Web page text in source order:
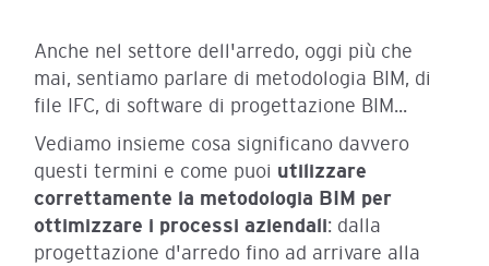
Anche nel settore dell'arredo, oggi più che
mai, sentiamo parlare di metodologia BIM, di
file IFC, di software di progettazione BIM...
Vediamo insieme cosa significano davvero
questi termini e come puoi utilizzare
correttamente la metodologia BIM per
ottimizzare i processi aziendali: dalla
progettazione d'arredo fino ad arrivare alla